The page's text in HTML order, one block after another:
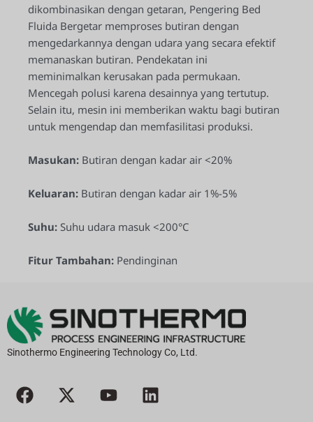
dikombinasikan dengan getaran, Pengering Bed
Fluida Bergetar memproses butiran dengan
mengedarkannya dengan udara yang secara efektif
memanaskan butiran. Pendekatan ini
meminimalkan kerusakan pada permukaan.
Mencegah polusi karena desainnya yang tertutup.
Selain itu, mesin ini memberikan waktu bagi butiran
untuk mengendap dan memfasilitasi produksi.
Masukan: Butiran dengan kadar air <20%
Keluaran: Butiran dengan kadar air 1%-5%
Suhu: Suhu udara masuk <200°C
Fitur Tambahan: Pendinginan
Sinothermo Engineering Technology Co, Ltd.
F
a
X
-
Y
o
L
i